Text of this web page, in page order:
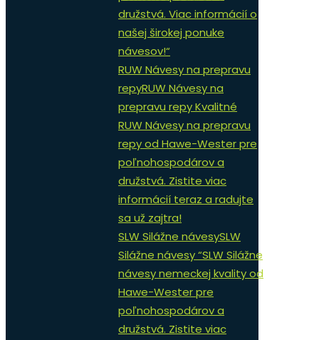
družstvá. Viac informácií o
našej širokej ponuke
návesov!“
RUW Návesy na prepravu
repyRUW Návesy na
prepravu repy Kvalitné
RUW Návesy na prepravu
repy od Hawe-Wester pre
poľnohospodárov a
družstvá. Zistite viac
informácií teraz a radujte
sa už zajtra!
SLW Silážne návesySLW
Silážne návesy “SLW Silážne
návesy nemeckej kvality od
Hawe-Wester pre
poľnohospodárov a
družstvá. Zistite viac